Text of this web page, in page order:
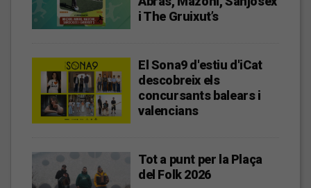
i The Gruixut’s
El Sona9 d'estiu d'iCat
descobreix els
concursants balears i
valencians
Tot a punt per la Plaça
del Folk 2026